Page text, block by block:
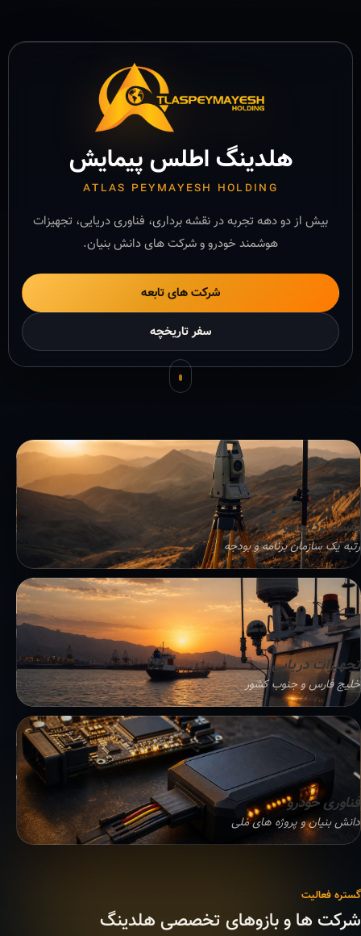
هلدینگ اطلس پیمایش
ATLAS PEYMAYESH HOLDING
بیش از دو دهه تجربه در نقشه برداری، فناوری دریایی، تجهیزات
هوشمند خودرو و شرکت های دانش بنیان.
شرکت های تابعه
سفر تاریخچه
نقشه برداری و GIS
رتبه یک سازمان برنامه و بودجه
تجهیزات دریایی
خلیج فارس و جنوب کشور
فناوری خودرو
دانش بنیان و پروژه های ملی
گستره فعالیت
شرکت ها و بازوهای تخصصی هلدینگ